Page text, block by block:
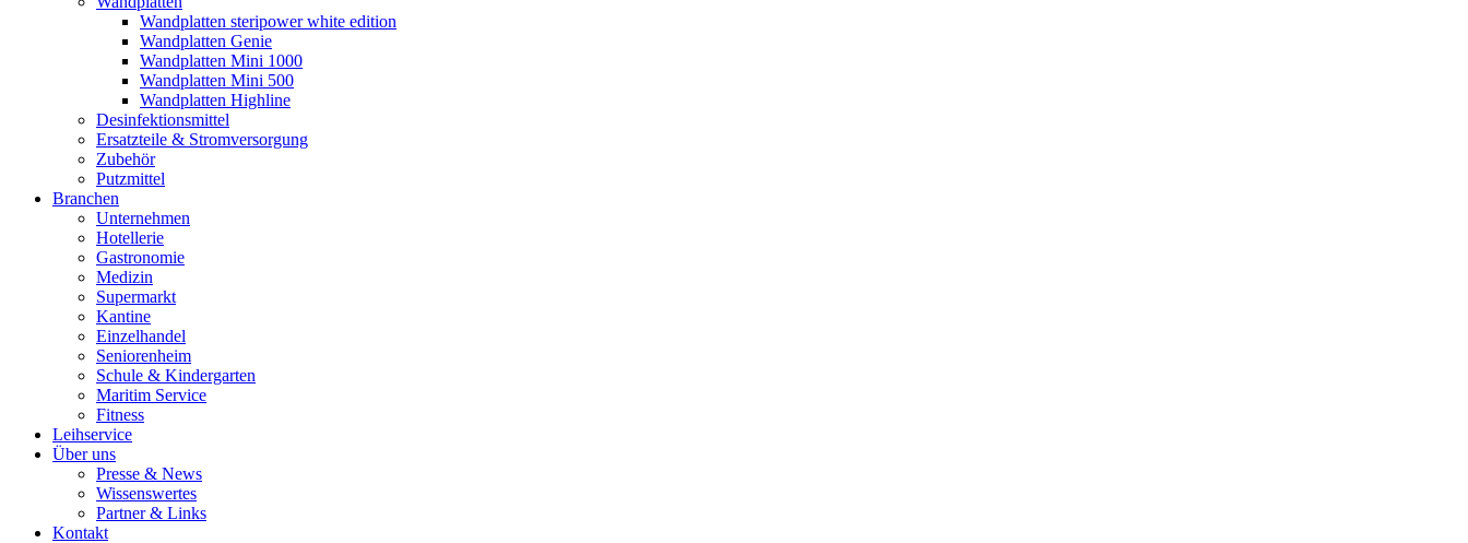
Wandplatten steripower white edition
Wandplatten Genie
Wandplatten Mini 1000
Wandplatten Mini 500
Wandplatten Highline
Desinfektionsmittel
Ersatzteile & Stromversorgung
Zubehör
Putzmittel
Branchen
Unternehmen
Hotellerie
Gastronomie
Medizin
Supermarkt
Kantine
Einzelhandel
Seniorenheim
Schule & Kindergarten
Maritim Service
Fitness
Leihservice
Über uns
Presse & News
Wissenswertes
Partner & Links
Kontakt